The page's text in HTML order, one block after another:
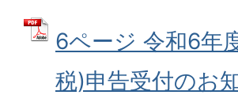
6ページ 令和6年
税)申告受付のお